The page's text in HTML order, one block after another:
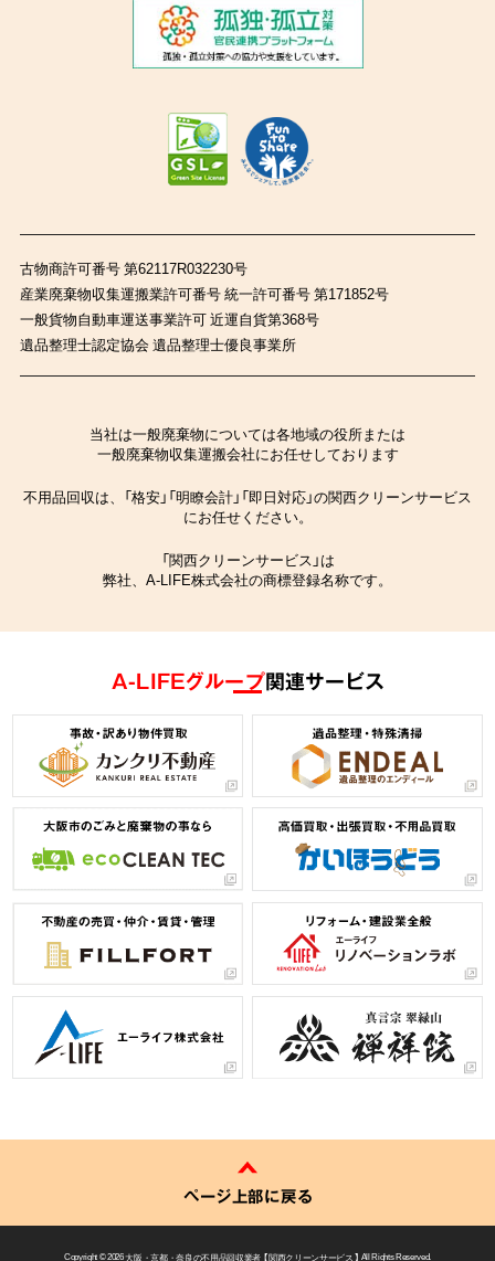
古物商許可番号 第62117R032230号
産業廃棄物収集運搬業許可番号 統一許可番号 第171852号
一般貨物自動車運送事業許可 近運自貨第368号
遺品整理士認定協会 遺品整理士優良事業所
当社は一般廃棄物については各地域の役所または
一般廃棄物収集運搬会社にお任せしております
不用品回収は、「格安」「明瞭会計」「即日対応」の関西クリーンサービス
にお任せください。
「関西クリーンサービス」は
弊社、A-LIFE株式会社の商標登録名称です。
A-LIFEグループ関連サービス
ページ上部に戻る
Copyright © 2026大阪・京都・奈良の不用品回収業者 【 関西クリーンサービス 】 All Rights Reserved.